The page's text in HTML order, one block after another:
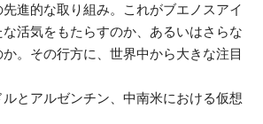
進的な取り組み。これがブエノスアイ
活気をもたらすのか、あるいはさらな
。その行方に、世界中から大きな注目
とアルゼンチン、中南米における仮想